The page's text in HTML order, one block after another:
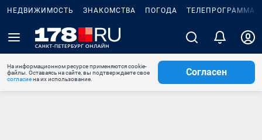
НЕДВИЖИМОСТЬ ЗНАКОМСТВА ПОГОДА ТЕЛЕПРОГРАММА
На информационном ресурсе применяются cookie-
файлы. Оставаясь на сайте, вы подтверждаете свое
согласиена их использование.
Согласен